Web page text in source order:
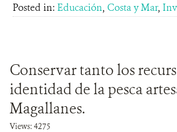
Posted in: Educación, Costa y Mar,
Conservar tanto los
identidad de la pesca
Magallanes.
Views: 4275